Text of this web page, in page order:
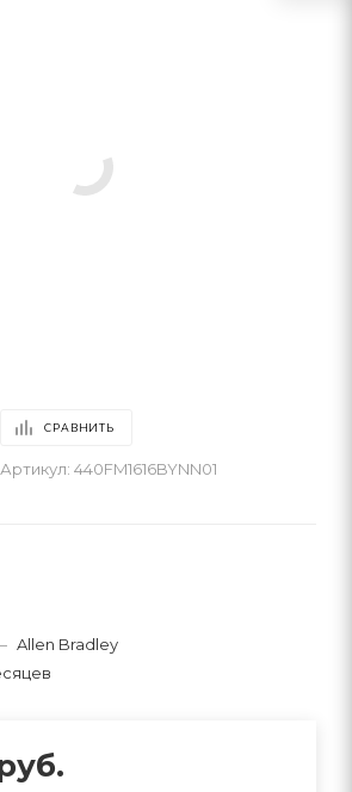
СРАВНИТЬ
Артикул: 440FM1616BYNN01
Allen Bradley